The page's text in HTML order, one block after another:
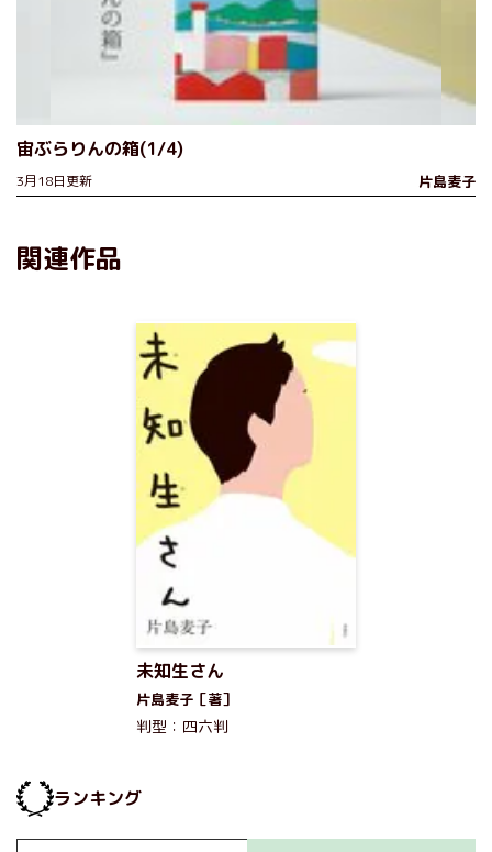
宙ぶらりんの箱(1/4)
3月18日更新 片島麦子
関連作品
未知生さん
片島麦子［著］
判型：四六判
ランキング